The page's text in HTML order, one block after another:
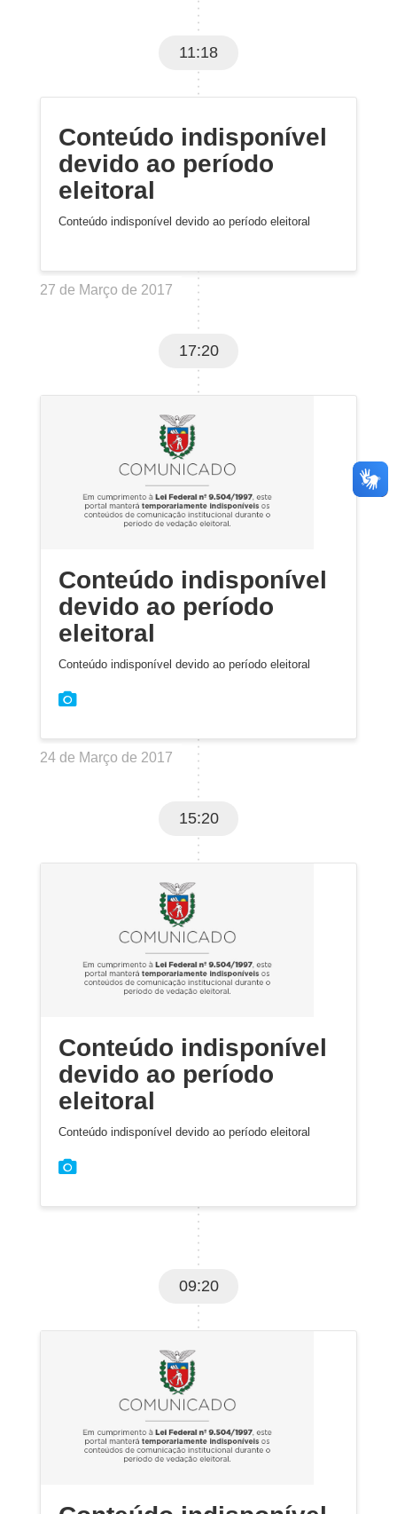
11:18
Conteúdo indisponível
devido ao período
eleitoral
Conteúdo indisponível devido ao período eleitoral
27 de Março de 2017
17:20
Conteúdo indisponível
devido ao período
eleitoral
Conteúdo indisponível devido ao período eleitoral
24 de Março de 2017
15:20
Conteúdo indisponível
devido ao período
eleitoral
Conteúdo indisponível devido ao período eleitoral
09:20